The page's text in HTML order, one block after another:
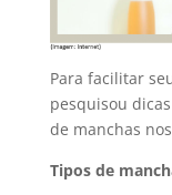
Para facilitar
pesquisou
de manchas
Tipos de